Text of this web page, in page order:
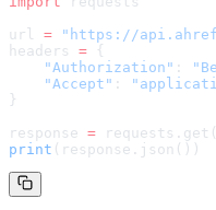
url = " https://
headers = {
    "Authorization"
:
    "Accept"
:
}
response =
print (response.json())